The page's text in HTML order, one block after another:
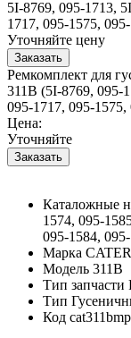
5I-8769, 095-1713,
1717, 095-1575,
Уточняйте цену
Ремкомплект для
311B (5I-8769, 095-
095-1717, 095-
Цена:
Уточняйте
Каталожные
1574, 095-
095-1584,
Марка
Модель 311B
Тип запчасти
Тип
Код